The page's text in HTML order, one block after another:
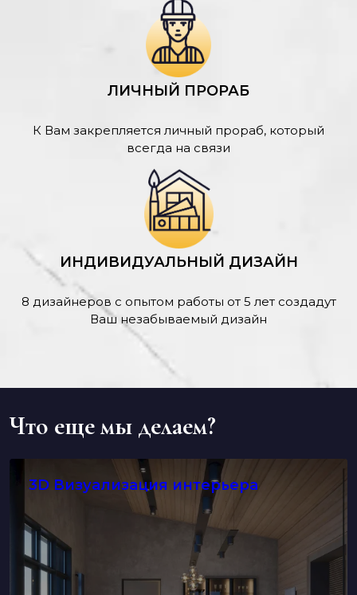
ЛИЧНЫЙ ПРОРАБ
К Вам закрепляется личный прораб, который
всегда на связи
ИНДИВИДУАЛЬНЫЙ ДИЗАЙН
8 дизайнеров с опытом работы от 5 лет создадут
Ваш незабываемый дизайн
Что еще мы делаем?
3D Визуализация интерьера